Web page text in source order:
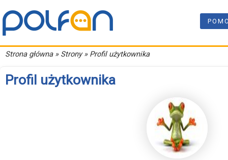
Strona główna» Strony » Profil użytkownika
Profil użytkownika